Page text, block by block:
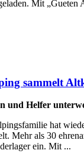
Mit „Gueten
sammelt
und Helfer
hat
Mehr als 30
ein. Mit ...